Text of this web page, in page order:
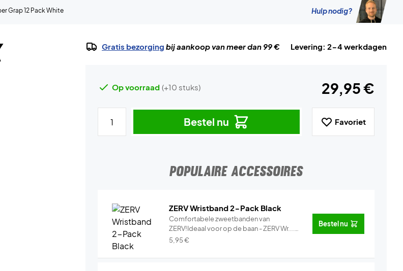
Grap 12 Pack White Hulp nodig?
Gratis bezorging bij aankoop van meer dan 99 € Levering: 2-4 werkdagen
Op voorraad (+10 stuks) 29,95 €
Bestel nu Favoriet
POPULAIRE ACCESSOIRES
ZERV Wristband 2-Pack Black
Comfortabele zweetbanden van
ZERV!Ideaal voor op de baan - ZERV Wr...
Info
5,95€
Bestel nu